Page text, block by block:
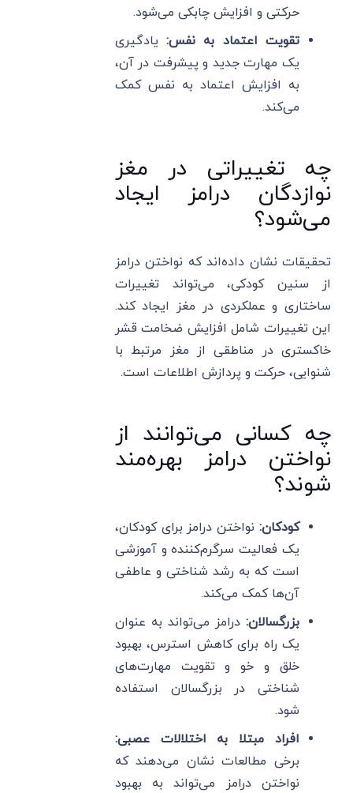
حرکتی و افزایش چابکی می‌شود.
تقویت اعتماد به نفس:یادگیری
یک مهارت جدید و پیشرفت در آن،
به افزایش اعتماد به نفس کمک
می‌کند.
چه تغییراتی در مغز
نوازدگان درامز ایجاد
می‌شود؟
تحقیقات نشان داده‌اند که نواختن درامز
از سنین کودکی، می‌تواند تغییرات
ساختاری و عملکردی در مغز ایجاد کند.
این تغییرات شامل افزایش ضخامت قشر
خاکستری در مناطقی از مغز مرتبط با
شنوایی، حرکت و پردازش اطلاعات است.
چه کسانی می‌توانند از
نواختن درامز بهره‌مند
شوند؟
کودکان: نواختن درامز برای کودکان،
یک فعالیت سرگرم‌کننده و آموزشی
است که به رشد شناختی و عاطفی
آن‌ها کمک می‌کند.
بزرگسالان: درامز می‌تواند به عنوان
یک راه برای کاهش استرس، بهبود
خلق و خو و تقویت مهارت‌های
شناختی در بزرگسالان استفاده
شود.
افراد مبتلا به اختلالات عصبی:
برخی مطالعات نشان می‌دهند که
نواختن درامز می‌تواند به بهبود